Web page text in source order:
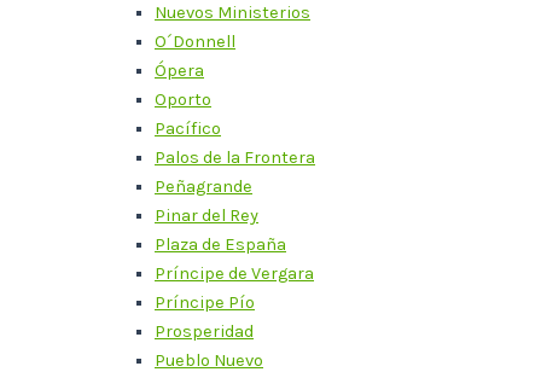
Nuevos Ministerios
O´Donnell
Ópera
Oporto
Pacífico
Palos de la Frontera
Peñagrande
Pinar del Rey
Plaza de España
Príncipe de Vergara
Príncipe Pío
Prosperidad
Pueblo Nuevo